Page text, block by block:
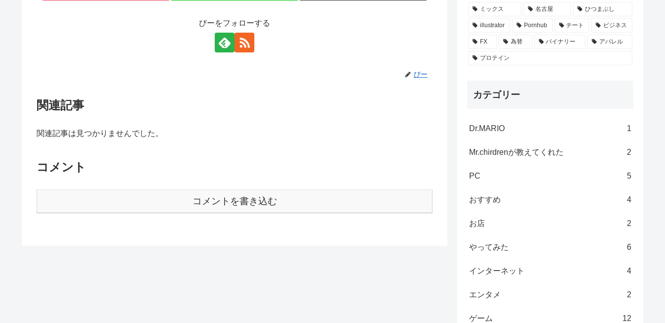
びーをフォローする
びー
関連記事
関連記事は見つかりませんでした。
コメント
コメントを書き込む
ミックス 名古屋 ひつまぶし
illustrator Pornhub チート ビジネス
FX 為替 バイナリー アパレル
プロテイン
カテゴリー
Dr.MARIO 1
Mr.chirdrenが教えてくれた 2
PC 5
おすすめ 4
お店 2
やってみた 6
インターネット 4
エンタメ 2
ゲーム 12